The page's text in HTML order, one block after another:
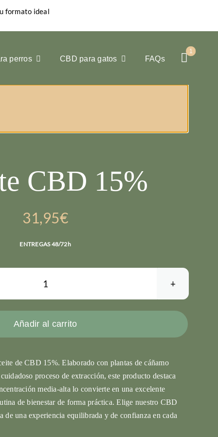
formato ideal
perros CBD para gatos FAQs
1
CBD 15%
31,95€
ENTREGAS 48/72h
Aceite
15%
cantidad
Añadir al carrito
de CBD 15%. Elaborado con plantas de cáñamo
proceso de extracción, este producto destaca
media-alta lo convierte en una excelente
de bienestar de forma práctica. Elige nuestro CBD
una experiencia equilibrada y de confianza en cada